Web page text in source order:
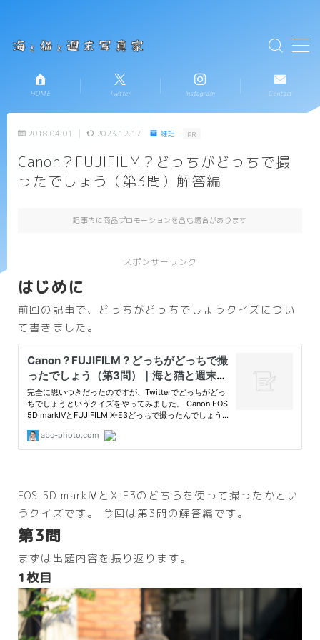
MENU
HOME
お知らせ
新着記事一覧
プロフィール
HOME Twitter Instagram Contact
2018.04.01 2023.12.17 雑記 PR
Canon？FUJIFILM？どっちがどっちで撮
ったでしょう（第3問）解答編
記事内に商品プロモーションを含む場合があります
スポンサーリンク
はじめに
前回の記事で、どっちがどっちでしょうクイズについ
て書きました。
EOS 5D markⅣとX-E3のどちらを使って撮ったかとい
うクイズです。 今回は第3問の解答編です。
第3問
まずは出題内容を振り返ります。
1枚目